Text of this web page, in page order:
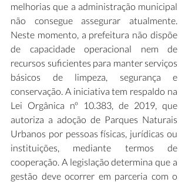
melhorias que a administração municipal
não consegue assegurar atualmente.
Neste momento, a prefeitura não dispõe
de capacidade operacional nem de
recursos suficientes para manter serviços
básicos de limpeza, segurança e
conservação. A iniciativa tem respaldo na
Lei Orgânica nº 10.383, de 2019, que
autoriza a adoção de Parques Naturais
Urbanos por pessoas físicas, jurídicas ou
instituições, mediante termos de
cooperação. A legislação determina que a
gestão deve ocorrer em parceria com o